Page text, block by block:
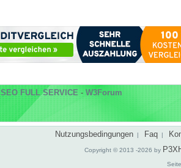
SEO FULL SERVICE - W3Forum
Nutzungsbedingungen | Faq |
Copyright © 2013 -2026 by